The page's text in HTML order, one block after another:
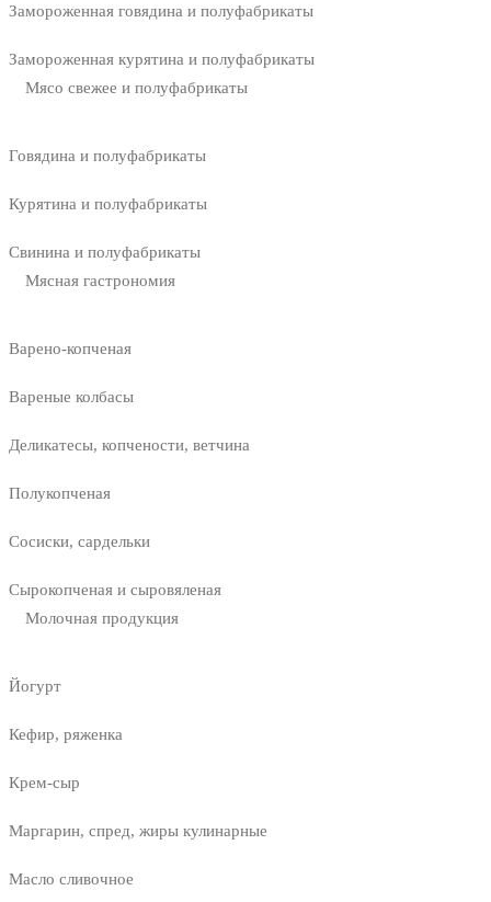
Замороженная говядина и полуфабрикаты
Замороженная курятина и полуфабрикаты
Мясо свежее и полуфабрикаты
Говядина и полуфабрикаты
Курятина и полуфабрикаты
Свинина и полуфабрикаты
Мясная гастрономия
Варено-копченая
Вареные колбасы
Деликатесы, копчености, ветчина
Полукопченая
Сосиски, сардельки
Сырокопченая и сыровяленая
Молочная продукция
Йогурт
Кефир, ряженка
Крем-сыр
Маргарин, спред, жиры кулинарные
Масло сливочное